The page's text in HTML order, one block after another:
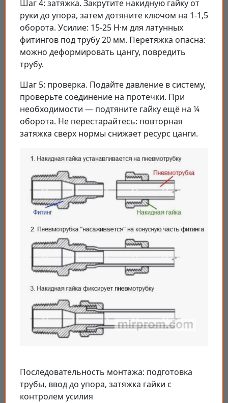
Шаг 4: затяжка. Закрутите накидную гайку от
руки до упора, затем дотяните ключом на 1-1,5
оборота. Усилие: 15-25 Н·м для латунных
фитингов под трубу 20 мм. Перетяжка опасна:
можно деформировать цангу, повредить
трубу.
Шаг 5: проверка. Подайте давление в систему,
проверьте соединение на протечки. При
необходимости — подтяните гайку ещё на ¼
оборота. Не перестарайтесь: повторная
затяжка сверх нормы снижает ресурс цанги.
Последовательность монтажа: подготовка
трубы, ввод до упора, затяжка гайки с
контролем усилия